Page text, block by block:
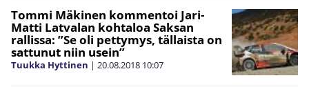
Tommi Mäkinen kommentoi Jari-
Matti Latvalan kohtaloa Saksan
rallissa: ”Se oli pettymys, tällaista on
sattunut niin usein”
Tuukka Hyttinen | 20.08.2018 10:07